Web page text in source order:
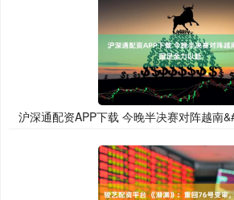
沪深通配资APP下载 今晚半决赛对阵越南